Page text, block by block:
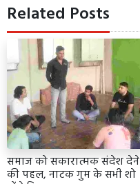
Related Posts
समाज को सकारात्मक संदेश देने
की पहल, नाटक गुम के सभी शो